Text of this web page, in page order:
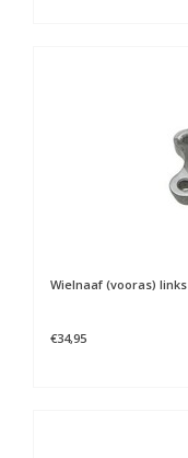
Wielnaaf (vooras)
€34,95